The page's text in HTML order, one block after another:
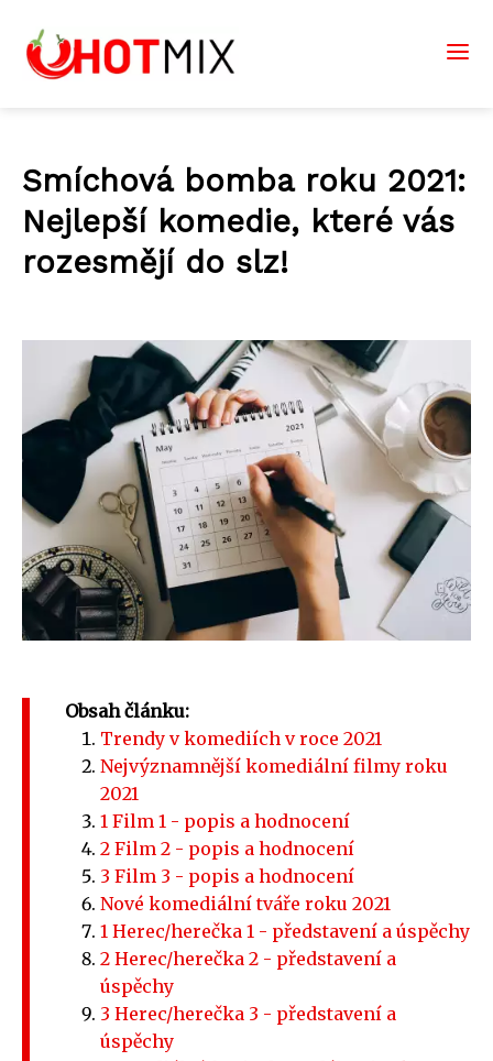
Smíchová bomba roku 2021:
Nejlepší komedie, které vás
rozesmějí do slz!
Obsah článku:
Trendy v komediích v roce 2021
Nejvýznamnější komediální filmy roku
2021
1 Film 1 - popis a hodnocení
2 Film 2 - popis a hodnocení
3 Film 3 - popis a hodnocení
Nové komediální tváře roku 2021
1 Herec/herečka 1 - představení a úspěchy
2 Herec/herečka 2 - představení a
úspěchy
3 Herec/herečka 3 - představení a
úspěchy